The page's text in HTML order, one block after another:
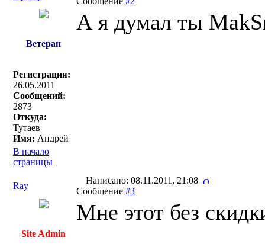
Ветеран
Регистрация:
26.05.2011
Сообщений:
2873
Откуда:
Тутаев
Имя: Андрей
А я думал ты
В начало
страницы
Ray
Написано: 08.11.2011, 21:08
Сообщение #3
Site Admin
Мне этот без